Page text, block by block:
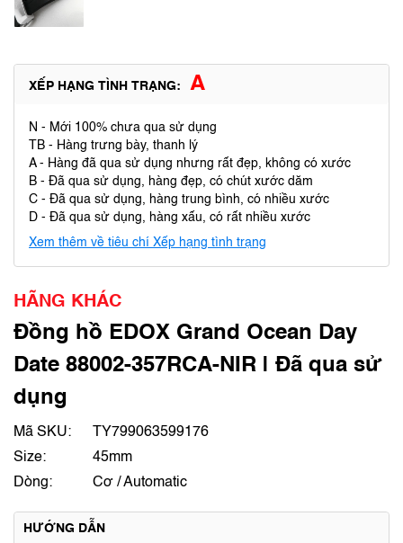
XẾP HẠNG TÌNH TRẠNG: A
N - Mới 100% chưa qua sử dụng
TB - Hàng trưng bày, thanh lý
A - Hàng đã qua sử dụng nhưng rất đẹp, không có xước
B - Đã qua sử dụng, hàng đẹp, có chút xước dăm
C - Đã qua sử dụng, hàng trung bình, có nhiều xước
D - Đã qua sử dụng, hàng xấu, có rất nhiều xước
Xem thêm về tiêu chí Xếp hạng tình trạng
HÃNG KHÁC
Đồng hồ EDOX Grand Ocean Day
Date 88002-357RCA-NIR | Đã qua sử
dụng
Mã SKU:
TY799063599176
Size:
45mm
Dòng:
Cơ / Automatic
HƯỚNG DẪN